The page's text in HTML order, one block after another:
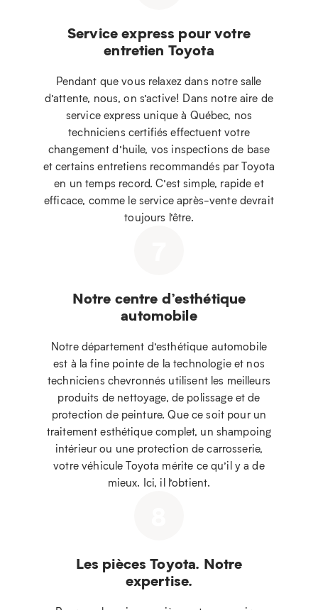
Service express pour votre
entretien Toyota
Pendant que vous relaxez dans notre salle
d’attente, nous, on s’active! Dans notre aire de
service express unique à Québec, nos
techniciens certifiés effectuent votre
changement d’huile, vos inspections de base
et certains entretiens recommandés par Toyota
en un temps record. C’est simple, rapide et
efficace, comme le service après-vente devrait
toujours l’être.
Notre centre d’esthétique
automobile
Notre département d’esthétique automobile
est à la fine pointe de la technologie et nos
techniciens chevronnés utilisent les meilleurs
produits de nettoyage, de polissage et de
protection de peinture. Que ce soit pour un
traitement esthétique complet, un shampoing
intérieur ou une protection de carrosserie,
votre véhicule Toyota mérite ce qu’il y a de
mieux. Ici, il l’obtient.
Les pièces Toyota. Notre
expertise.